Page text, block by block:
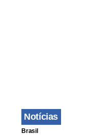
Notícias
Brasil